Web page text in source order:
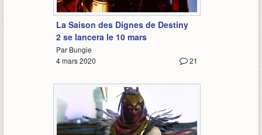
1:56
La Saison des Dignes de Destiny
2 se lancera le 10 mars
Par Bungie
21
4 mars 2020